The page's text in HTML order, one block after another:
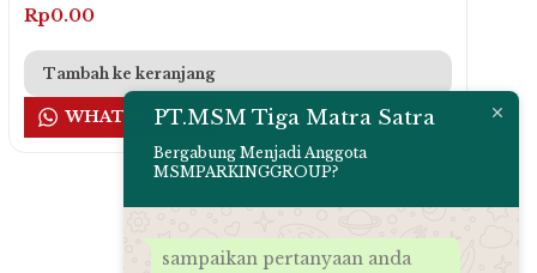
Dinilai
5.00
Rp0.00
Tambah ke keranjang
WHATSAPP USPT.MSM Tiga Matra Satra
Bergabung Menjadi Anggota
MSMPARKINGGROUP?
sampaikan pertanyaan anda